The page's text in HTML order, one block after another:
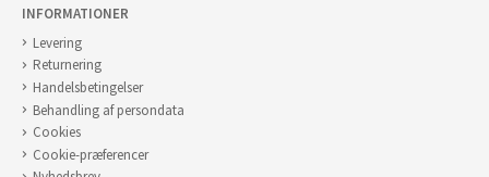
INFORMATIONER
Levering
Returnering
Handelsbetingelser
Behandling af persondata
Cookies
Cookie-præferencer